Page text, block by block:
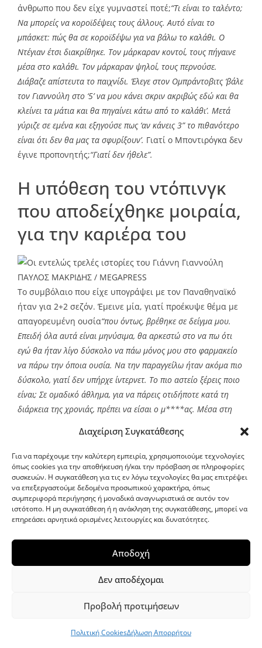
Διαχείριση Συγκατάθεσης
Για να παρέχουμε την καλύτερη εμπειρία, χρησιμοποιούμε τεχνολογίες
όπως cookies για την αποθήκευση ή/και την πρόσβαση σε πληροφορίες
συσκευών. Η συγκατάθεση για τις εν λόγω τεχνολογίες θα μας επιτρέψει
να επεξεργαστούμε δεδομένα προσωπικού χαρακτήρα, όπως
συμπεριφορά περιήγησης ή μοναδικά αναγνωριστικά σε αυτόν τον
ιστότοπο. Η μη συγκατάθεση ή η ανάκληση της συγκατάθεσης, μπορεί να
επηρεάσει αρνητικά ορισμένες λειτουργίες και δυνατότητες.
Αποδοχή
Δεν αποδέχομαι
Προβολή προτιμήσεων
Πολιτική CookiesΔήλωση Απορρήτου
άνθρωπο που δεν είχε γυμναστεί ποτέ;“Τι είναι το ταλέντο;
Να μπορείς να κοροϊδέψεις τους άλλους. Αυτό είναι το
μπάσκετ: πώς θα σε κοροϊδέψω για να βάλω το καλάθι. Ο
Ντέγιαν έτσι διακρίθηκε. Τον μάρκαραν κοντοί, τους πήγαινε
μέσα στο καλάθι. Τον μάρκαραν ψηλοί, τους περνούσε.
Διάβαζε απίστευτα το παιχνίδι. Έλεγε στον Ομπράντοβιτς ‘βάλε
τον Γιαννούλη στο ‘5’ να μου κάνει σκριν ακριβώς εδώ και θα
κλείνει τα μάτια και θα πηγαίνει κάτω από το καλάθι’. Μετά
γύριζε σε εμένα και εξηγούσε πως ‘αν κάνεις 3” το πιθανότερο
είναι ότι δεν θα μας τα σφυρίξουν’. Γιατί ο Μποντιρόγκα δεν
έγινε προπονητής;“Γιατί δεν ήθελε”.
Η υπόθεση του ντόπινγκ
που αποδείχθηκε μοιραία,
για την καριέρα του
ΠΑΥΛΟΣ ΜΑΚΡΙΔΗΣ / MEGAPRESS
Το συμβόλαιο που είχε υπογράψει με τον Παναθηναϊκό
ήταν για 2+2 σεζόν. Έμεινε μία, γιατί προέκυψε θέμα με
απαγορευμένη ουσία“που όντως, βρέθηκε σε δείγμα μου.
Επειδή όλα αυτά είναι μηνύσιμα, θα αρκεστώ στο να πω ότι
εγώ θα ήταν λίγο δύσκολο να πάω μόνος μου στο φαρμακείο
να πάρω την όποια ουσία. Να την παραγγείλω ήταν ακόμα πιο
δύσκολο, γιατί δεν υπήρχε ίντερνετ. Το πιο αστείο ξέρεις ποιο
είναι; Σε ομαδικό άθλημα, για να πάρεις οτιδήποτε κατά τη
διάρκεια της χρονιάς, πρέπει να είσαι o μ****ας. Μέσα στη
εαυτό σου με πολλές έννοιες .
Θα σου πω και κάτι άλλο αστείο: η ουσία που ανιχνεύτηκε στο
δείγμα μου ήταν 25 χρόνια στην αγορά, από τα πρώτα
αναγνωρίσιμα και το έπαιρναν οι γιαγιάδες για να πηγαίνουν
στην τουαλέτα. Δηλαδή, πόσο ηλίθιος έπρεπε να είμαι να
πάρω αυτό το φάρμακο, από όλα όσα υπήρχαν; Μήπως δεν
είχα λεφτά να πάρω καλύτερο; Έχει πει ο Ιωαννίδης πως αν
μου έκοβαν τις φλέβες, θα έτρεχε ουίσκι. Και είπε αλήθεια.
άνθρωποι. Αλλά ξέρεις κάτι; Ουδείς πίστεψε ότι πήρα αυτήν
την ουσία. Ήμουν πενταδάτος στον Παναθηναϊκό, είχα μεγάλο
συμβόλαιο, η ομάδα πήγαινε τρένο. Δηλαδή, γιατί;